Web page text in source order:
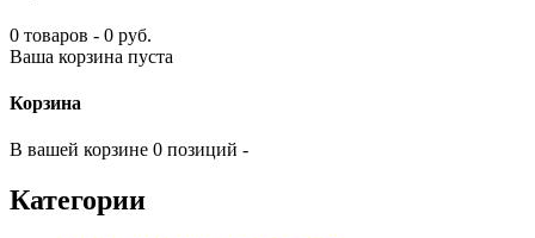
0 товаров - 0 руб.
Ваша корзина пуста
Корзина
В вашей корзине 0 позиций -
Категории